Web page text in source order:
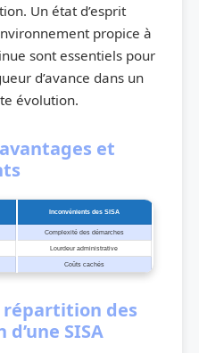
Un état d’esprit
propice à
sont essentiels pour
d’avance dans un
évolution.
et
Inconvénients des SISA
Complexité des démarches
Lourdeur administrative
Coûts cachés
répartition des
SISA